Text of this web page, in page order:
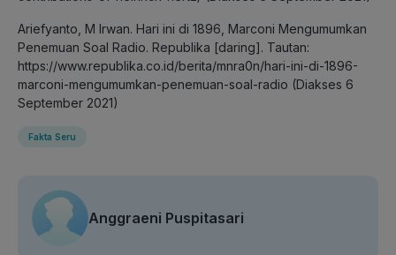
Ariefyanto, M Irwan. Hari ini di 1896, Marconi Mengumumkan
Penemuan Soal Radio. Republika [daring]. Tautan:
https://www.republika.co.id/berita/mnra0n/hari-ini-di-1896-
marconi-mengumumkan-penemuan-soal-radio (Diakses 6
September 2021)
Fakta Seru
Anggraeni Puspitasari